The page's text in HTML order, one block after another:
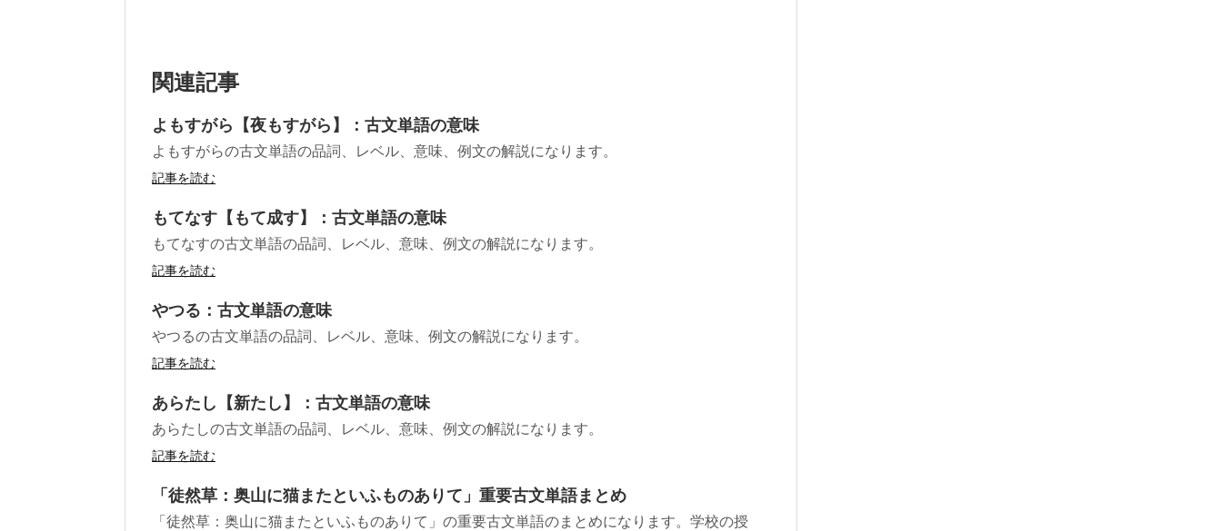
関連記事
よもすがら【夜もすがら】：古文単語の意味
よもすがらの古文単語の品詞、レベル、意味、例文の解説になります。
記事を読む
もてなす【もて成す】：古文単語の意味
もてなすの古文単語の品詞、レベル、意味、例文の解説になります。
記事を読む
やつる：古文単語の意味
やつるの古文単語の品詞、レベル、意味、例文の解説になります。
記事を読む
あらたし【新たし】：古文単語の意味
あらたしの古文単語の品詞、レベル、意味、例文の解説になります。
記事を読む
「徒然草：奥山に猫またといふものありて」重要古文単語まとめ
「徒然草：奥山に猫またといふものありて」の重要古文単語のまとめになります。学校の授